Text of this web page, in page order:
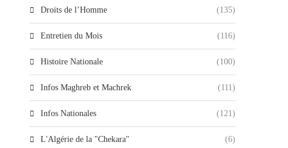
Droits de l’Homme (135)
Entretien du Mois (116)
Histoire Nationale (100)
Infos Maghreb et Machrek (111)
Infos Nationales (121)
L'Algérie de la "Chekara" (6)